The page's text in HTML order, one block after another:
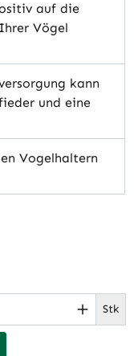
auf die
Vögel
kann
und eine
Vogelhaltern
Stk